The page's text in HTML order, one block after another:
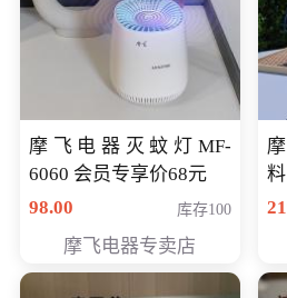
摩飞电器灭蚊灯MF-
6060 会员专享价68元
98.00
库存100
摩飞电器专卖店
料